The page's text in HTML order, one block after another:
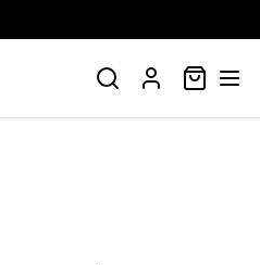
SØK PROFIL